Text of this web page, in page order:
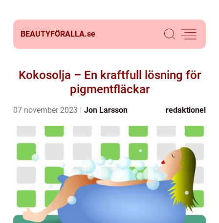
BEAUTYFÖRALLA.se
Kokosolja – En kraftfull lösning för
pigmentfläckar
07 november 2023 Jon Larsson redaktionel